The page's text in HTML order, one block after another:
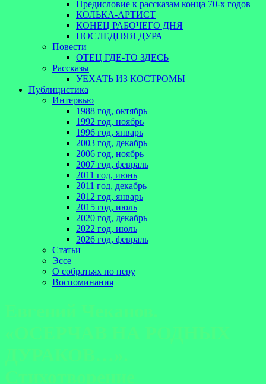
Предисловие к рассказам конца 70-х годов
КОЛЬКА-АРТИСТ
КОНЕЦ РАБОЧЕГО ДНЯ
ПОСЛЕДНЯЯ ДУРА
Повести
ОТЕЦ ГДЕ-ТО ЗДЕСЬ
Рассказы
УЕХАТЬ ИЗ КОСТРОМЫ
Публицистика
Интервью
1988 год, октябрь
1992 год, ноябрь
1996 год, январь
2003 год, декабрь
2006 год, ноябрь
2007 год, февраль
2011 год, июнь
2011 год, декабрь
2012 год, январь
2015 год, июль
2020 год, декабрь
2022 год, июль
2026 год, февраль
Статьи
Эссе
О собратьях по перу
Воспоминания